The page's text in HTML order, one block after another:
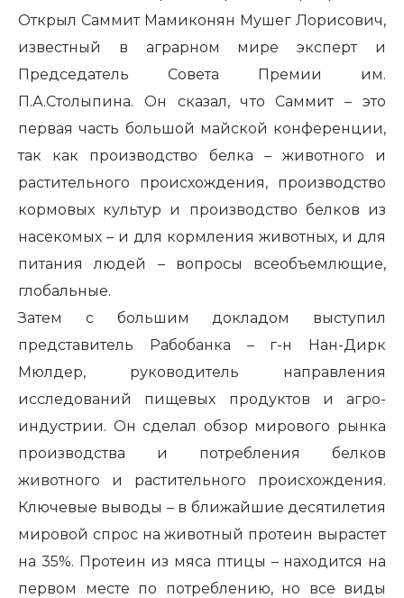
Открыл Саммит Мамиконян Мушег Лорисович,
известный в аграрном мире эксперт и
Председатель Совета Премии им.
П.А.Столыпина. Он сказал, что Саммит – это
первая часть большой майской конференции,
так как производство белка – животного и
растительного происхождения, производство
кормовых культур и производство белков из
насекомых – и для кормления животных, и для
питания людей – вопросы всеобъемлющие,
глобальные.
Затем с большим докладом выступил
представитель Рабобанка – г-н Нан-Дирк
Мюлдер, руководитель направления
исследований пищевых продуктов и агро-
индустрии. Он сделал обзор мирового рынка
производства и потребления белков
животного и растительного происхождения.
Ключевые выводы – в ближайшие десятилетия
мировой спрос на животный протеин вырастет
на 35%. Протеин из мяса птицы – находится на
первом месте по потреблению, но все виды